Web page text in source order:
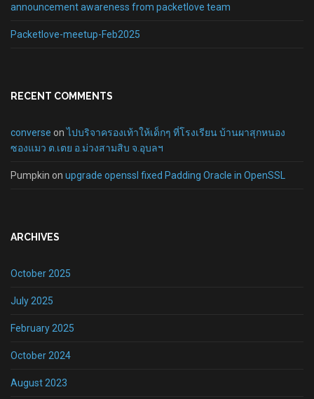
announcement awareness from packetlove team
Packetlove-meetup-Feb2025
RECENT COMMENTS
converse onไปบริจาครองเท้าให้เด็กๆ ที่โรงเรียน บ้านผาสุกหนอง
ซองแมว ต.เตย อ.ม่วงสามสิบ จ.อุบลฯ
Pumpkin on upgrade openssl fixed Padding Oracle in OpenSSL
ARCHIVES
October 2025
July 2025
February 2025
October 2024
August 2023